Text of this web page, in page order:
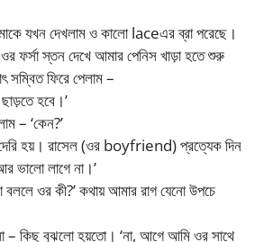
যখন দেখলাম ও কালো laceএর ব্রা পরেছে।
ফর্সা স্তন দেখে আমার পেনিস খাড়া হতে শুরু
সম্বিত ফিরে পেলাম –
হবে।’
– ‘কেন?’
দেরি হয়। রাসেল (ওর boyfriend) প্রত্যেক দিন
ভালো লাগে না।’
বললে ওর কী?’ কথায় আমার রাগ যেনো উপচে
– কিছু বুঝলো হয়তো। ‘না, আগে আমি ওর সাথে